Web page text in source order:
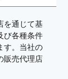
を通じて基
び各種条件
す。当社の
販売代理店